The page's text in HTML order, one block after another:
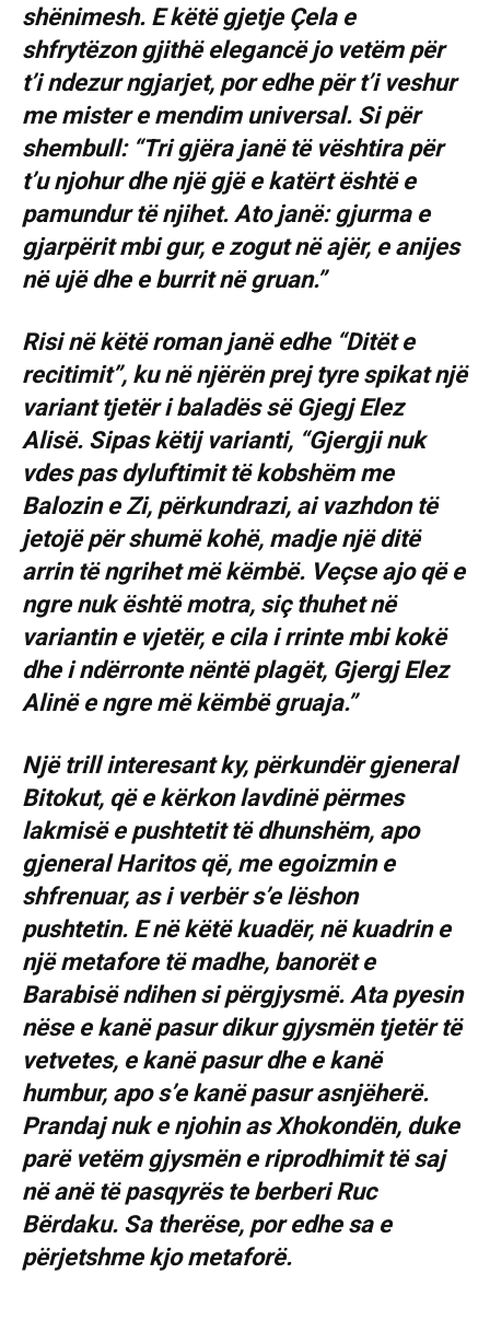
shënimesh. E këtë gjetje Çela e
shfrytëzon gjithë elegancë jo vetëm për
t’i ndezur ngjarjet, por edhe për t’i veshur
me mister e mendim universal. Si për
shembull: “Tri gjëra janë të vështira për
t’u njohur dhe një gjë e katërt është e
pamundur të njihet. Ato janë: gjurma e
gjarpërit mbi gur, e zogut në ajër, e anijes
në ujë dhe e burrit në gruan.”
Risi në këtë roman janë edhe “Ditët e
recitimit”, ku në njërën prej tyre spikat një
variant tjetër i baladës së Gjegj Elez
Alisë. Sipas këtij varianti, “Gjergji nuk
vdes pas dyluftimit të kobshëm me
Balozin e Zi, përkundrazi, ai vazhdon të
jetojë për shumë kohë, madje një ditë
arrin të ngrihet më këmbë. Veçse ajo që e
ngre nuk është motra, siç thuhet në
variantin e vjetër, e cila i rrinte mbi kokë
dhe i ndërronte nëntë plagët, Gjergj Elez
Alinë e ngre më këmbë gruaja.”
Një trill interesant ky, përkundër gjeneral
Bitokut, që e kërkon lavdinë përmes
lakmisë e pushtetit të dhunshëm, apo
gjeneral Haritos që, me egoizmin e
shfrenuar, as i verbër s’e lëshon
pushtetin. E në këtë kuadër, në kuadrin e
një metafore të madhe, banorët e
Barabisë ndihen si përgjysmë. Ata pyesin
nëse e kanë pasur dikur gjysmën tjetër të
vetvetes, e kanë pasur dhe e kanë
humbur, apo s’e kanë pasur asnjëherë.
Prandaj nuk e njohin as Xhokondën, duke
parë vetëm gjysmën e riprodhimit të saj
në anë të pasqyrës te berberi Ruc
Bërdaku. Sa therëse, por edhe sa e
përjetshme kjo metaforë.